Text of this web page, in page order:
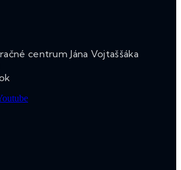
centrum Jána Vojtaššáka